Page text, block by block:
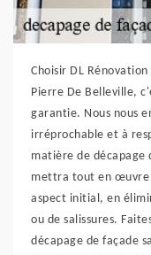
Choisir DL
Pierre De Belleville,
garantie. Nous nous
irréprochable et à
matière de décapage
mettra tout en œuvre
aspect initial, en
ou de salissures.
décapage de façade